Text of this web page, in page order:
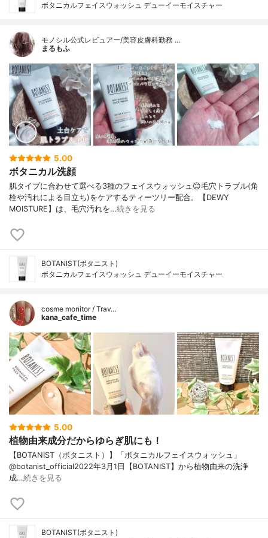
ボタニカルフェイスウォッシュ デューイーモイスチャー
モノシル公式レビュアー/美容皮膚科勤務 …
まるもふ
5.00
ボタニカル洗顔
肌タイプに合わせて選べる3種のフェイスウォッシュ😊毛穴トラブル(角
栓や汚れによる目立ち)をケアするティーツリー配合。【DEWY
MOISTURE】は、毛穴汚れを…続きを見る
BOTANIST(ボタニスト)
ボタニカルフェイスウォッシュ デューイーモイスチャー
cosme monitor / Trav…
kana_cafe_time
5.00
植物由来成分だからゆらぎ肌にも！
【BOTANIST（ボタニスト）】「ボタニカルフェイスウォッシュ」
@botanist_official2022年3月1日【BOTANIST】から植物由来の洗浄
成…続きを見る
BOTANIST(ボタニスト)